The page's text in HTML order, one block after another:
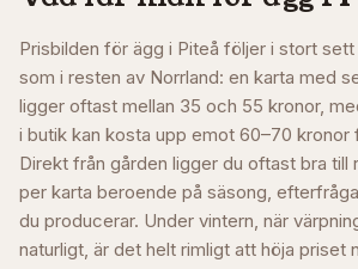
Prisbilden för ägg i Piteå följer i stort
som i resten av Norrland: en karta med
ligger oftast mellan 35 och 55 kronor,
i butik kan kosta upp emot 60–70 kronor
Direkt från gården ligger du oftast bra till
per karta beroende på säsong,
du producerar. Under vintern, när
naturligt, är det helt rimligt att höja priset